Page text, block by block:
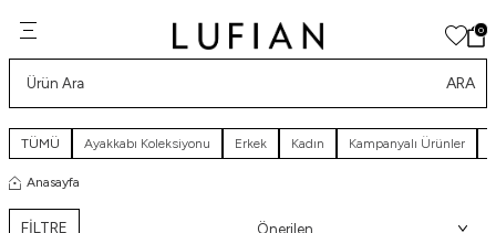
0
ARA
TÜMÜ Ayakkabı Koleksiyonu Erkek Kadın Kampanyalı Ürünler
Anasayfa
FİLTRE